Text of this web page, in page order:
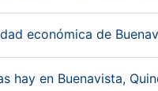
económica de
hay en Buenavista,